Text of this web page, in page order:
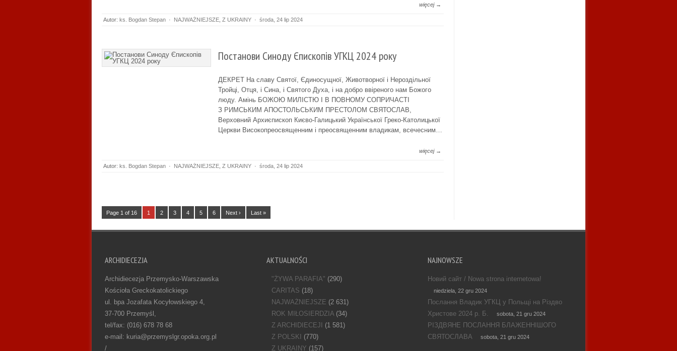
więcej →
Autor: ks. Bogdan Stepan · NAJWAŻNIEJSZE Z UKRAINY · środa, 24 lip 2024
Постанови Синоду Єпископів УГКЦ 2024 року
ДЕКРЕТ На славу Святої, Єдиносущної, Животворної і Нероздільної
Тройці, Отця, і Сина, і Святого Духа, і на добро ввіреного нам Божого
люду. Амінь БОЖОЮ МИЛІСТЮ І В ПОВНОМУ СОПРИЧАСТІ
З РИМСЬКИМ АПОСТОЛЬСЬКИМ ПРЕСТОЛОМ СВЯТОСЛАВ,
Верховний Архиєпископ Києво-Галицький Української Греко-Католицької
Церкви Високопреосвященним і преосвященним владикам, всечесним…
więcej →
Autor: ks. Bogdan Stepan · NAJWAŻNIEJSZE Z UKRAINY · środa, 24 lip 2024
Page 1 of 16 1 2 3 4 5 6 Next › Last »
ARCHIDIECEZJA
Archidiecezja Przemysko-Warszawska
Kościoła Greckokatolickiego
ul. bpa Jozafata Kocyłowskiego 4,
37-700 Przemyśl,
tel/fax: (016) 678 78 68
e-mail: kuria@przemyslgr.opoka.org.pl
/
AKTUALNOŚCI
"ŻYWA PARAFIA" (290)
CARITAS (18)
NAJWAŻNIEJSZE (2 631)
ROK MIŁOSIERDZIA(34)
Z ARCHIDIECEJI
(1 581)
Z POLSKI
(770)
Z UKRAINY (157)
NAJNOWSZE
Новий сайт / Nowa strona internetowa!
niedziela, 22 gru 2024
Послання Владик УГКЦ у Польщі на Різдво
Христове 2024 р. Б.
sobota, 21 gru 2024
РІЗДВЯНЕ ПОСЛАННЯ БЛАЖЕННІШОГО
СВЯТОСЛАВА
sobota, 21 gru 2024